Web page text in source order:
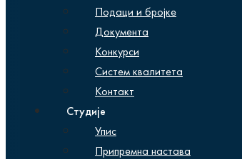
Подаци и бројке
Документа
Конкурси
Систем квалитета
Контакт
Студије
Упис
Припремна настава